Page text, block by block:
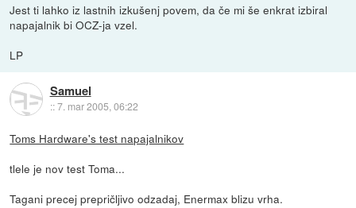
Jest ti lahko iz lastnih izkušenj povem, da če mi še enkrat izbiral
napajalnik bi OCZ-ja vzel.
LP
Samuel
::7. mar 2005, 06:22
Toms Hardware's test napajalnikov
tlele je nov test Toma...
Tagani precej prepričljivo odzadaj, Enermax blizu vrha.